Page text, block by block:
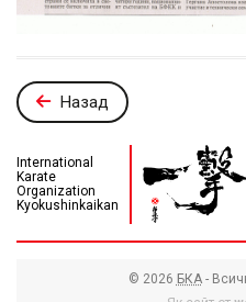
Назад
International
Karate
Organization
Kyokushinkaikan
© 2026 БКА-